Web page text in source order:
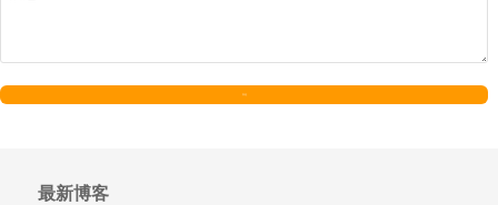
最新博客